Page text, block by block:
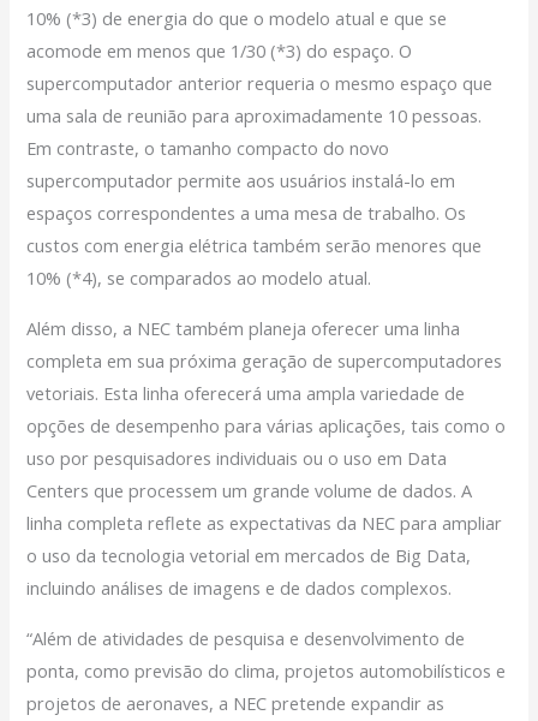
10% (*3) de energia do que o modelo atual e que se
acomode em menos que 1/30 (*3) do espaço. O
supercomputador anterior requeria o mesmo espaço que
uma sala de reunião para aproximadamente 10 pessoas.
Em contraste, o tamanho compacto do novo
supercomputador permite aos usuários instalá-lo em
espaços correspondentes a uma mesa de trabalho. Os
custos com energia elétrica também serão menores que
10% (*4), se comparados ao modelo atual.
Além disso, a NEC também planeja oferecer uma linha
completa em sua próxima geração de supercomputadores
vetoriais. Esta linha oferecerá uma ampla variedade de
opções de desempenho para várias aplicações, tais como o
uso por pesquisadores individuais ou o uso em Data
Centers que processem um grande volume de dados. A
linha completa reflete as expectativas da NEC para ampliar
o uso da tecnologia vetorial em mercados de Big Data,
incluindo análises de imagens e de dados complexos.
“Além de atividades de pesquisa e desenvolvimento de
ponta, como previsão do clima, projetos automobilísticos e
projetos de aeronaves, a NEC pretende expandir as